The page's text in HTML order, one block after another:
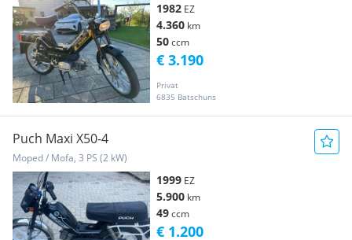
1982 EZ
4.360 km
50ccm
Privat
6835 Batschuns
€ 3.190
Puch Maxi X50-4
Moped / Mofa, 3 PS (2 kW)
1999 EZ
5.900 km
49ccm
€ 1.200